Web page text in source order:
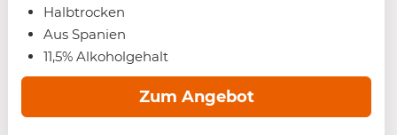
Halbtrocken
Aus Spanien
11,5% Alkoholgehalt
Zum Angebot